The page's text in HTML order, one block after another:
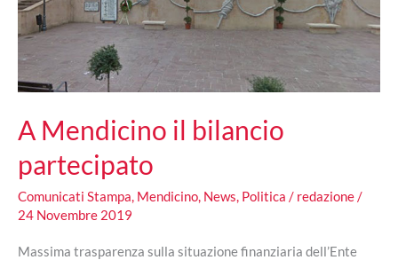
A Mendicino il bilancio
partecipato
Comunicati Stampa Mendicino News Politica / redazione /
24 Novembre 2019
Massima trasparenza sulla situazione finanziaria dell’Ente